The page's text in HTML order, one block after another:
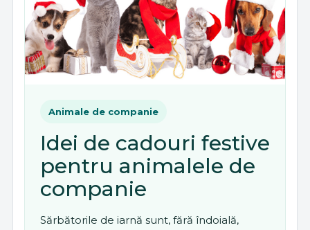
Animale de companie
Idei de cadouri festive
pentru animalele de
companie
Sărbătorile de iarnă sunt, fără îndoială,